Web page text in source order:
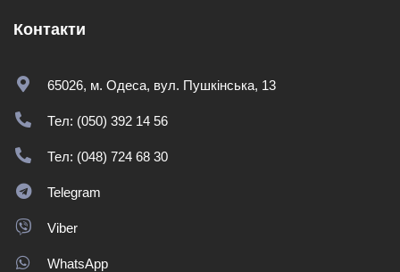
Контакти
65026, м. Одеса, вул. Пушкінська, 13
Тел: (050) 392 14 56
Тел: (048) 724 68 30
Telegram
Viber
WhatsApp